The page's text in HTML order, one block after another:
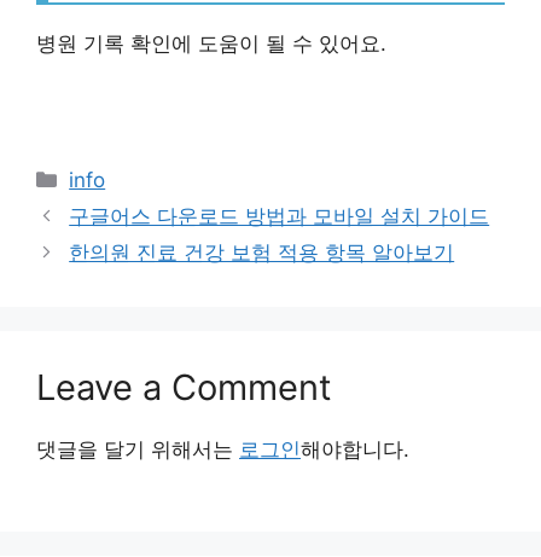
병원 기록 확인에 도움이 될 수 있어요.
Categories
info
구글어스 다운로드 방법과 모바일 설치 가이드
한의원 진료 건강 보험 적용 항목 알아보기
Leave a Comment
댓글을 달기 위해서는 로그인해야합니다.